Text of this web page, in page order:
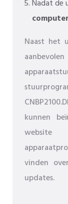
Nadat de
Naast het
kunnen
vinden
updates.